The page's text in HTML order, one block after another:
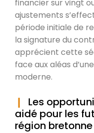
financier sur vingt
ajustements
période initiale de
la signature du
apprécient cette
face aux aléas
moderne.
Les
aidé pour les
région bretonne